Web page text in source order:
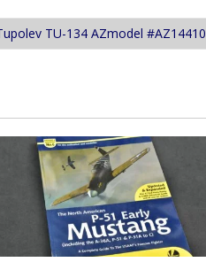
TU-134 AZmodel #AZ14410